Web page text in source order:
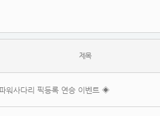
제목
워사다리 픽등록 연승 이벤트 ◈